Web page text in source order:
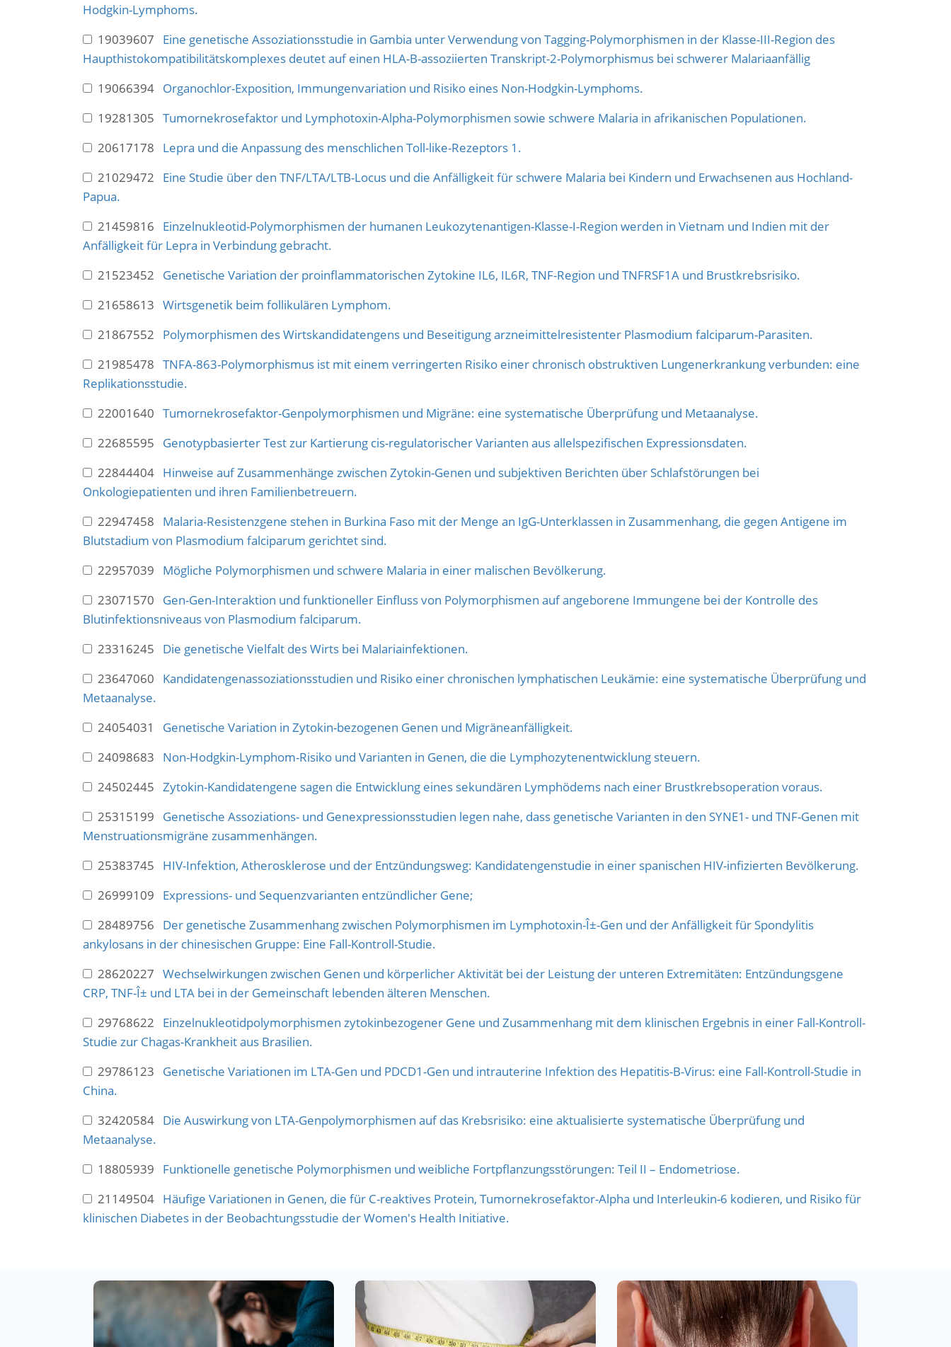
Hodgkin-Lymphoms.
19039607 Eine genetische Assoziationsstudie in Gambia unter Verwendung von Tagging-Polymorphismen in der Klasse-III-Region des
Haupthistokompatibilitätskomplexes deutet auf einen HLA-B-assoziierten Transkript-2-Polymorphismus bei schwerer Malariaanfällig
19066394 Organochlor-Exposition, Immungenvariation und Risiko eines Non-Hodgkin-Lymphoms.
19281305 Tumornekrosefaktor und Lymphotoxin-Alpha-Polymorphismen sowie schwere Malaria in afrikanischen Populationen.
20617178 Lepra und die Anpassung des menschlichen Toll-like-Rezeptors 1.
21029472 Eine Studie über den TNF/LTA/LTB-Locus und die Anfälligkeit für schwere Malaria bei Kindern und Erwachsenen aus Hochland-
Papua.
21459816 Einzelnukleotid-Polymorphismen der humanen Leukozytenantigen-Klasse-I-Region werden in Vietnam und Indien mit der
Anfälligkeit für Lepra in Verbindung gebracht.
21523452 Genetische Variation der proinflammatorischen Zytokine IL6, IL6R, TNF-Region und TNFRSF1A und Brustkrebsrisiko.
21658613 Wirtsgenetik beim follikulären Lymphom.
21867552 Polymorphismen des Wirtskandidatengens und Beseitigung arzneimittelresistenter Plasmodium falciparum-Parasiten.
21985478 TNFA-863-Polymorphismus ist mit einem verringerten Risiko einer chronisch obstruktiven Lungenerkrankung verbunden: eine
Replikationsstudie.
22001640 Tumornekrosefaktor-Genpolymorphismen und Migräne: eine systematische Überprüfung und Metaanalyse.
22685595 Genotypbasierter Test zur Kartierung cis-regulatorischer Varianten aus allelspezifischen Expressionsdaten.
22844404 Hinweise auf Zusammenhänge zwischen Zytokin-Genen und subjektiven Berichten über Schlafstörungen bei
Onkologiepatienten und ihren Familienbetreuern.
22947458 Malaria-Resistenzgene stehen in Burkina Faso mit der Menge an IgG-Unterklassen in Zusammenhang, die gegen Antigene im
Blutstadium von Plasmodium falciparum gerichtet sind.
22957039 Mögliche Polymorphismen und schwere Malaria in einer malischen Bevölkerung.
23071570 Gen-Gen-Interaktion und funktioneller Einfluss von Polymorphismen auf angeborene Immungene bei der Kontrolle des
Blutinfektionsniveaus von Plasmodium falciparum.
23316245 Die genetische Vielfalt des Wirts bei Malariainfektionen.
23647060 Kandidatengenassoziationsstudien und Risiko einer chronischen lymphatischen Leukämie: eine systematische Überprüfung und
Metaanalyse.
24054031 Genetische Variation in Zytokin-bezogenen Genen und Migräneanfälligkeit.
24098683 Non-Hodgkin-Lymphom-Risiko und Varianten in Genen, die die Lymphozytenentwicklung steuern.
24502445 Zytokin-Kandidatengene sagen die Entwicklung eines sekundären Lymphödems nach einer Brustkrebsoperation voraus.
25315199 Genetische Assoziations- und Genexpressionsstudien legen nahe, dass genetische Varianten in den SYNE1- und TNF-Genen mit
Menstruationsmigräne zusammenhängen.
25383745 HIV-Infektion, Atherosklerose und der Entzündungsweg: Kandidatengenstudie in einer spanischen HIV-infizierten Bevölkerung.
26999109 Expressions- und Sequenzvarianten entzündlicher Gene;
28489756 Der genetische Zusammenhang zwischen Polymorphismen im Lymphotoxin-Î±-Gen und der Anfälligkeit für Spondylitis
ankylosans in der chinesischen Gruppe: Eine Fall-Kontroll-Studie.
28620227 Wechselwirkungen zwischen Genen und körperlicher Aktivität bei der Leistung der unteren Extremitäten: Entzündungsgene
CRP, TNF-Î± und LTA bei in der Gemeinschaft lebenden älteren Menschen.
29768622 Einzelnukleotidpolymorphismen zytokinbezogener Gene und Zusammenhang mit dem klinischen Ergebnis in einer Fall-Kontroll-
Studie zur Chagas-Krankheit aus Brasilien.
29786123 Genetische Variationen im LTA-Gen und PDCD1-Gen und intrauterine Infektion des Hepatitis-B-Virus: eine Fall-Kontroll-Studie in
China.
32420584 Die Auswirkung von LTA-Genpolymorphismen auf das Krebsrisiko: eine aktualisierte systematische Überprüfung und
Metaanalyse.
18805939 Funktionelle genetische Polymorphismen und weibliche Fortpflanzungsstörungen: Teil II – Endometriose.
21149504 Häufige Variationen in Genen, die für C-reaktives Protein, Tumornekrosefaktor-Alpha und Interleukin-6 kodieren, und Risiko für
klinischen Diabetes in der Beobachtungsstudie der Women's Health Initiative.